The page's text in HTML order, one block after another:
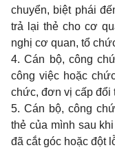
chuyển, biệt phái
trả lại thẻ cho cơ
nghị cơ quan, tổ
4. Cán bộ, công
công việc hoặc
chức, đơn vị cấp đổi
5. Cán bộ, công
thẻ của mình sau
đã cắt góc hoặc đột